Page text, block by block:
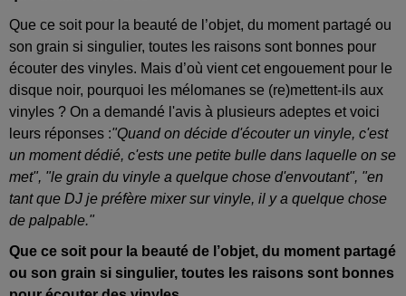
Que ce soit pour la beauté de l’objet, du moment partagé ou
son grain si singulier, toutes les raisons sont bonnes pour
écouter des vinyles. Mais d’où vient cet engouement pour le
disque noir, pourquoi les mélomanes se (re)mettent-ils aux
vinyles ? On a demandé l'avis à plusieurs adeptes et voici
leurs réponses :"Quand on décide d'écouter un vinyle, c'est
un moment dédié, c'ests une petite bulle dans laquelle on se
met", "le grain du vinyle a quelque chose d'envoutant", "en
tant que DJ je préfère mixer sur vinyle, il y a quelque chose
de palpable."
Que ce soit pour la beauté de l’objet, du moment partagé
ou son grain si singulier, toutes les raisons sont bonnes